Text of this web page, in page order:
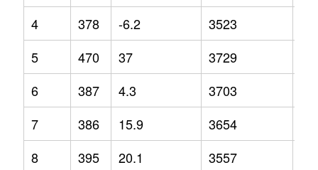
4
378 -6.2 3523
5
470 37 3729
6
387 4.3 3703
7
386 15.9 3654
8
395 20.1 3557